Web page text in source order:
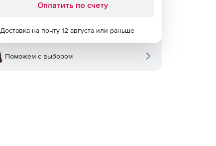
Оплатить по счету
Доставка на почту 12 августа или раньше
Поможем с выбором